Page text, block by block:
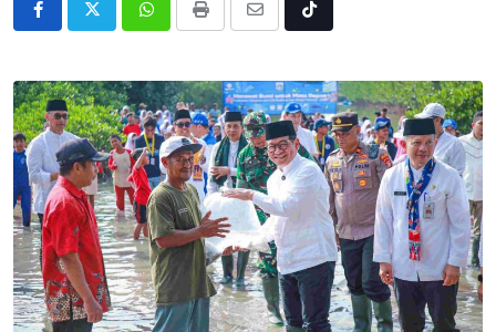
WhatsappPrint
Share
Tiktok